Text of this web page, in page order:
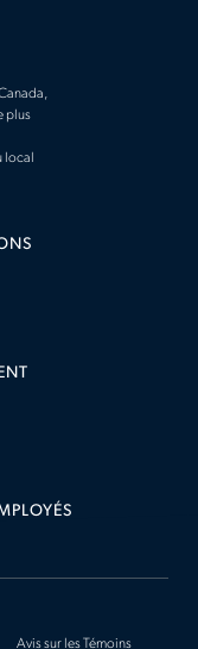
plus
local
Avis sur les Témoins